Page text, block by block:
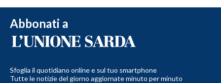
Abbonati a
Sfoglia il quotidiano online e sul tuo smartphone
Tutte le notizie del giorno aggiornate minuto per minuto